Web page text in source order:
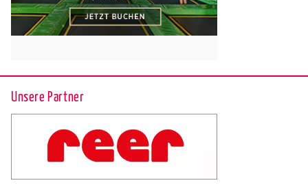
Unsere Partner